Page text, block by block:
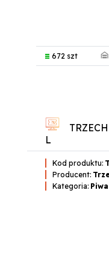
672 szt
L
Kod produktu:
Producent:
Kategoria: Piwa